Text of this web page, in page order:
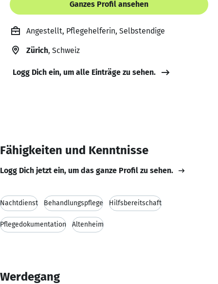
Ganzes Profil ansehen
Angestellt, Pflegehelferin, Selbstendige
Zürich, Schweiz
Logg Dich ein, um alle Einträge zu sehen.
Fähigkeiten und Kenntnisse
Logg Dich jetzt ein, um das ganze Profil zu sehen.
Nachtdienst Behandlungspflege Hilfsbereitschaft
Pflegedokumentation Altenheim
Werdegang